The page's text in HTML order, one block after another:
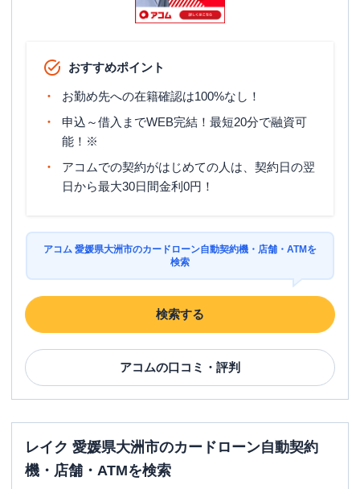
おすすめポイント
お勤め先への在籍確認は100%なし！
申込～借入までWEB完結！最短20分で融資可
能！※
アコムでの契約がはじめての人は、契約日の翌
日から最大30日間金利0円！
アコム 愛媛県大洲市のカードローン自動契約機・店舗・ATMを
検索
検索する
アコムの口コミ・評判
レイク 愛媛県大洲市のカードローン自動契約
機・店舗・ATMを検索